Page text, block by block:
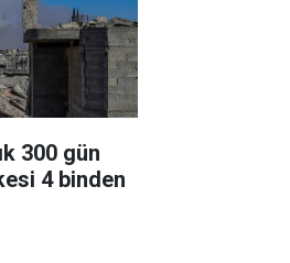
300 gün
4 binden